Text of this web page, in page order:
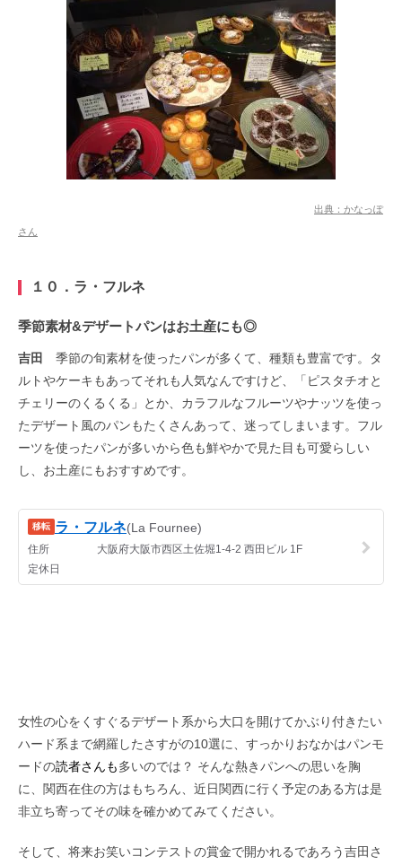
出典：かなっぽ
さん
１０．ラ・フルネ
季節素材&デザートパンはお土産にも◎
吉田
季節の旬素材を使ったパンが多くて、種類も豊富です。タ
ルトやケーキもあってそれも人気なんですけど、「ピスタチオと
チェリーのくるくる」とか、カラフルなフルーツやナッツを使っ
たデザート風のパンもたくさんあって、迷ってしまいます。フル
ーツを使ったパンが多いから色も鮮やかで見た目も可愛らしい
し、お土産にもおすすめです。
女性の心をくすぐるデザート系から大口を開けてかぶり付きたい
ハード系まで網羅したさすがの10選に、すっかりおなかはパンモ
ードの読者さんも多いのでは？ そんな熱きパンへの思いを胸
に、関西在住の方はもちろん、近日関西に行く予定のある方は是
非立ち寄ってその味を確かめてみてください。
そして、将来お笑いコンテストの賞金で開かれるであろう吉田さ